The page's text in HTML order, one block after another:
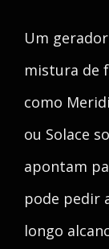
Um
mistura de
como
ou Solace
apontam
pode pedir
longo